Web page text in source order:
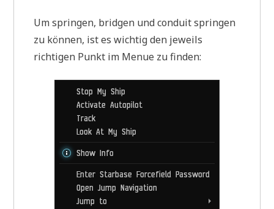
Um springen, bridgen und conduit springen
zu können, ist es wichtig den jeweils
richtigen Punkt im Menue zu finden: